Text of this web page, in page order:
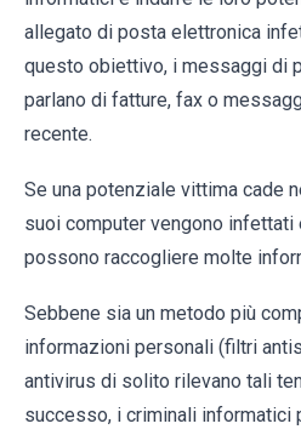
allegato di posta elettronica
questo obiettivo, i messaggi di
parlano di fatture, fax o
recente.
Se una potenziale vittima cade
suoi computer vengono
possono raccogliere molte
Sebbene sia un metodo più
informazioni personali (filtri
antivirus di solito rilevano tali
successo, i criminali informatici